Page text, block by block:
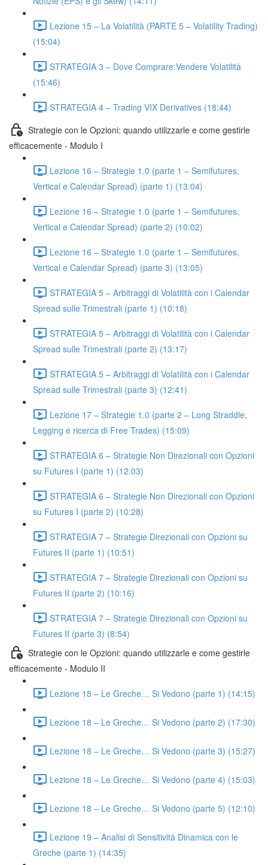
Lezione 15 – La Volatilità (PARTE 5 – Volatility Trading)
(15:04)
STRATEGIA 3 – Dove Comprare:Vendere Volatilità
(15:46)
STRATEGIA 4 – Trading VIX Derivatives (18:44)
Strategie con le Opzioni: quando utilizzarle e come gestirle
efficacemente - Modulo I
Lezione 16 – Strategie 1.0 (parte 1 – Semifutures,
Vertical e Calendar Spread) (parte 1) (13:04)
Lezione 16 – Strategie 1.0 (parte 1 – Semifutures,
Vertical e Calendar Spread) (parte 2) (10:02)
Lezione 16 – Strategie 1.0 (parte 1 – Semifutures,
Vertical e Calendar Spread) (parte 3) (13:05)
STRATEGIA 5 – Arbitraggi di Volatilità con i Calendar
Spread sulle Trimestrali (parte 1) (10:18)
STRATEGIA 5 – Arbitraggi di Volatilità con i Calendar
Spread sulle Trimestrali (parte 2) (13:17)
STRATEGIA 5 – Arbitraggi di Volatilità con i Calendar
Spread sulle Trimestrali (parte 3) (12:41)
Lezione 17 – Strategie 1.0 (parte 2 – Long Straddle,
Legging e ricerca di Free Trades) (15:09)
STRATEGIA 6 – Strategie Non Direzionali con Opzioni
su Futures I (parte 1) (12:03)
STRATEGIA 6 – Strategie Non Direzionali con Opzioni
su Futures I (parte 2) (10:28)
STRATEGIA 7 – Strategie Direzionali con Opzioni su
Futures II (parte 1) (10:51)
STRATEGIA 7 – Strategie Direzionali con Opzioni su
Futures II (parte 2) (10:16)
STRATEGIA 7 – Strategie Direzionali con Opzioni su
Futures II (parte 3) (8:54)
Strategie con le Opzioni: quando utilizzarle e come gestirle
efficacemente - Modulo II
Lezione 18 – Le Greche… Si Vedono (parte 1) (14:15)
Lezione 18 – Le Greche… Si Vedono (parte 2) (17:30)
Lezione 18 – Le Greche… Si Vedono (parte 3) (15:27)
Lezione 18 – Le Greche… Si Vedono (parte 4) (15:03)
Lezione 18 – Le Greche… Si Vedono (parte 5) (12:10)
Lezione 19 – Analisi di Sensitività Dinamica con le
Greche (parte 1) (14:35)